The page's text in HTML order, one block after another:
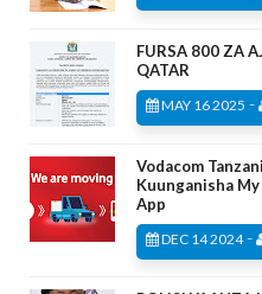
FURSA 800 ZA
QATAR
MAY 16 2025 -
Vodacom
Kuunganisha
App
DEC 14 2024-